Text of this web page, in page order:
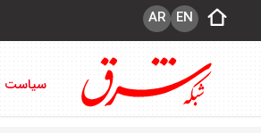
EN
AR
سیاست